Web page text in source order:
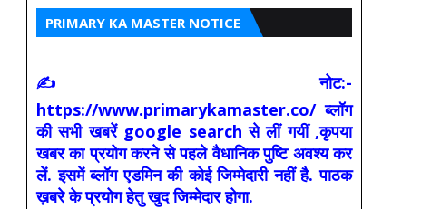
PRIMARY KA MASTER NOTICE
✍ नोट:-
https://www.primarykamaster.co/ ब्लॉग
की सभी खबरें google search से लीं गयीं ,कृपया
खबर का प्रयोग करने से पहले वैधानिक पुष्टि अवश्य कर
लें. इसमें ब्लॉग एडमिन की कोई जिम्मेदारी नहीं है. पाठक
ख़बरे के प्रयोग हेतु खुद जिम्मेदार होगा.